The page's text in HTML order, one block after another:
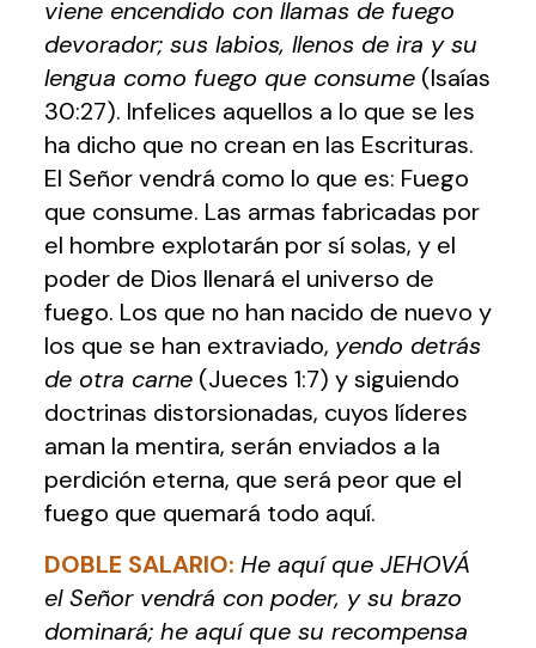
viene encendido con llamas de fuego
devorador; sus labios, llenos de ira y su
lengua como fuego que consume(Isaías
30:27). Infelices aquellos a lo que se les
ha dicho que no crean en las Escrituras.
El Señor vendrá como lo que es: Fuego
que consume. Las armas fabricadas por
el hombre explotarán por sí solas, y el
poder de Dios llenará el universo de
fuego. Los que no han nacido de nuevo y
los que se han extraviado, yendo detrás
de otra carne(Jueces 1:7) y siguiendo
doctrinas distorsionadas, cuyos líderes
aman la mentira, serán enviados a la
perdición eterna, que será peor que el
fuego que quemará todo aquí.
DOBLE SALARIO: He aquí que JEHOVÁ
el Señor vendrá con poder, y su brazo
dominará; he aquí que su recompensa